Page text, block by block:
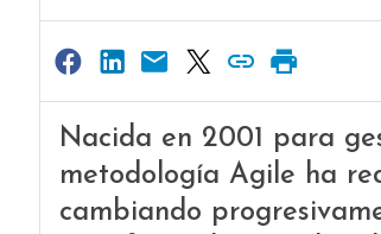
Nacida en 2001 para
metodología Agile ha
cambiando